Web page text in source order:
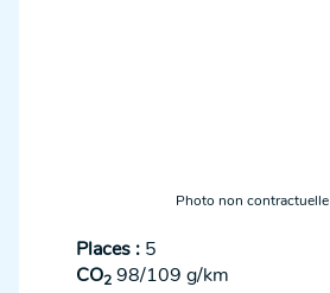
Photo non contractuelle
Places : 5
CO2 98/109 g/km